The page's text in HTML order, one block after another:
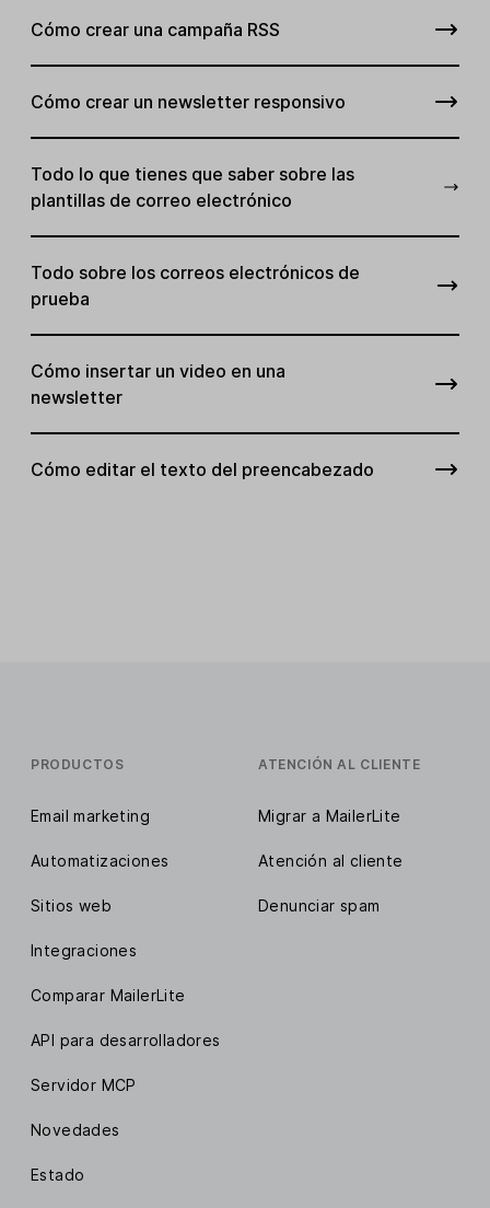
Cómo crear una campaña RSS
Cómo crear un newsletter responsivo
Todo lo que tienes que saber sobre las
plantillas de correo electrónico
Todo sobre los correos electrónicos de
prueba
Cómo insertar un video en una
newsletter
Cómo editar el texto del preencabezado
PRODUCTOS
Email marketing
Automatizaciones
Sitios web
Integraciones
Comparar MailerLite
API para desarrolladores
Servidor MCP
Novedades
Estado
ATENCIÓN AL CLIENTE
Migrar a MailerLite
Atención al cliente
Denunciar spam